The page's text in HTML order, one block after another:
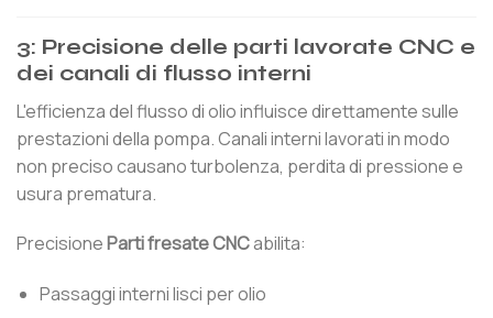
3: Precisione delle parti lavorate CNC e
dei canali di flusso interni
L'efficienza del flusso di olio influisce direttamente sulle
prestazioni della pompa. Canali interni lavorati in modo
non preciso causano turbolenza, perdita di pressione e
usura prematura.
PrecisioneParti fresate CNCabilita:
Passaggi interni lisci per olio